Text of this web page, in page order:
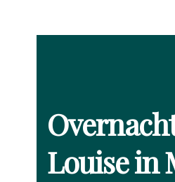
Louise in